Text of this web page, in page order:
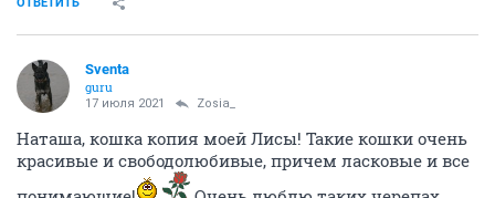
Sventa
guru
17 июля 2021 Zosia_
Наташа, кошка копия моей Лисы! Такие кошки очень
красивые и свободолюбивые, причем ласковые и все